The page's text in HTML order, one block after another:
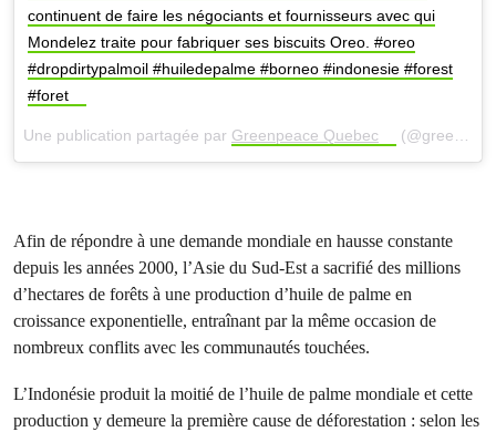
continuent de faire les négociants et fournisseurs avec qui
Mondelez traite pour fabriquer ses biscuits Oreo. #oreo
#dropdirtypalmoil #huiledepalme #borneo #indonesie #forest
#foret
Une publication partagée par Greenpeace Quebec (@greenpeacequebec) le
Afin de répondre à une demande mondiale en hausse constante
depuis les années 2000, l’Asie du Sud-Est a sacrifié des millions
d’hectares de forêts à une production d’huile de palme en
croissance exponentielle, entraînant par la même occasion de
nombreux conflits avec les communautés touchées.
L’Indonésie produit la moitié de l’huile de palme mondiale et cette
production y demeure la première cause de déforestation : selon les